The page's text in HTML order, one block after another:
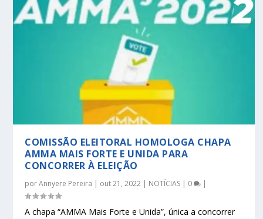
COMISSÃO ELEITORAL HOMOLOGA CHAPA
AMMA MAIS FORTE E UNIDA PARA
CONCORRER À ELEIÇÃO
porAnnyere Pereira | out 21, 2022 | NOTÍCIAS | 0 |
A chapa “AMMA Mais Forte e Unida”, única a concorrer